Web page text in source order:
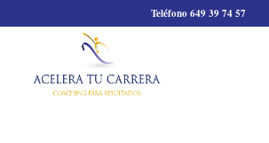
Teléfono 649 39 74 57